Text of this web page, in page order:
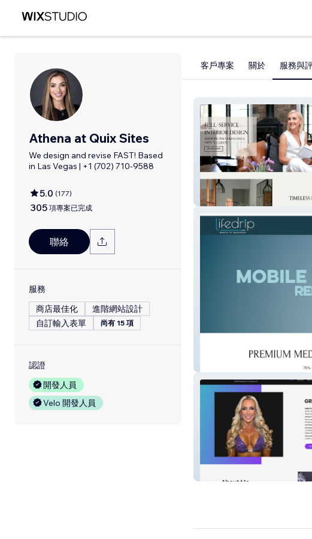
Athena at Quix Sites
We design and revise FAST! Based
in Las Vegas | +1 (702) 710-9588
5.0 (177)
305 項專案已完成
聯絡
服務
商店最佳化
進階網站設計
自訂輸入表單
尚有 15 項
認證
開發人員
Velo 開發人員
客戶專案 關於 服務與
Alenka Interiors